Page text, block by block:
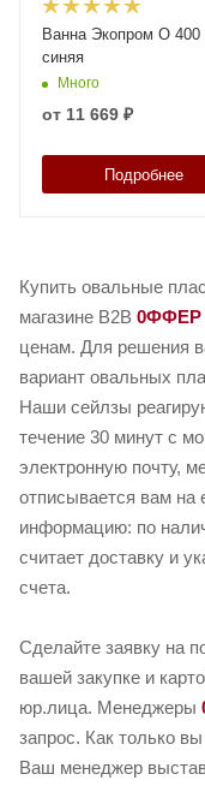
Ванна Экопром O 400
синяя
Много
от 11 669 ₽
Подробнее
Купить овальные
магазине B2B 0ФФЕР
ценам. Для решения
вариант овальных
Наши сейлзы
течение 30 минут с
электронную почту,
отписывается вам на
информацию: по
считает доставку и
счета.
Сделайте заявку на
вашей закупке и
юр.лица. Менеджеры
запрос. Как только
Ваш менеджер